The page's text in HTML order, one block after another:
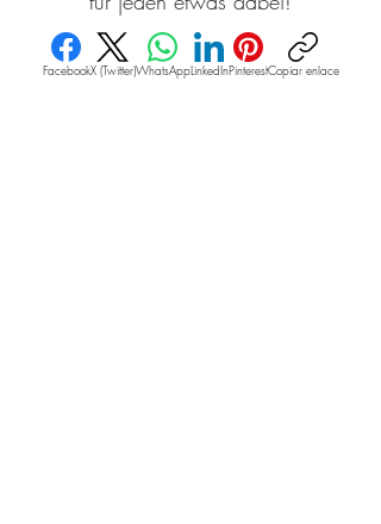
FacebookX (Twitter)WhatsAppLinkedInPinterestCopiar enlace